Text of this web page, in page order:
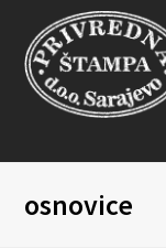
osnovice